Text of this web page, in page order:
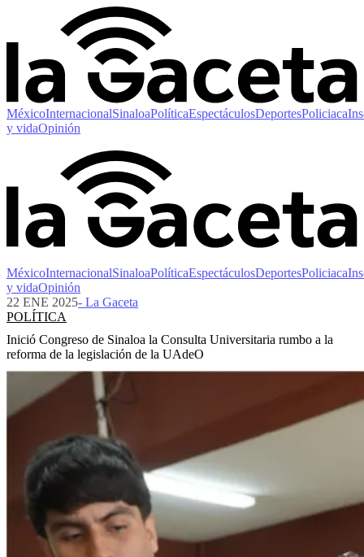
MéxicoInternacionalSinaloaPolíticaEspectáculosDeportesPoliciaca
y vidaOpinión
MéxicoInternacionalSinaloaPolíticaEspectáculosDeportesPoliciaca
y vidaOpinión
22 ENE 2025- La Gaceta
POLÍTICA
Inició Congreso de Sinaloa la Consulta Universitaria rumbo a la
reforma de la legislación de la UAdeO